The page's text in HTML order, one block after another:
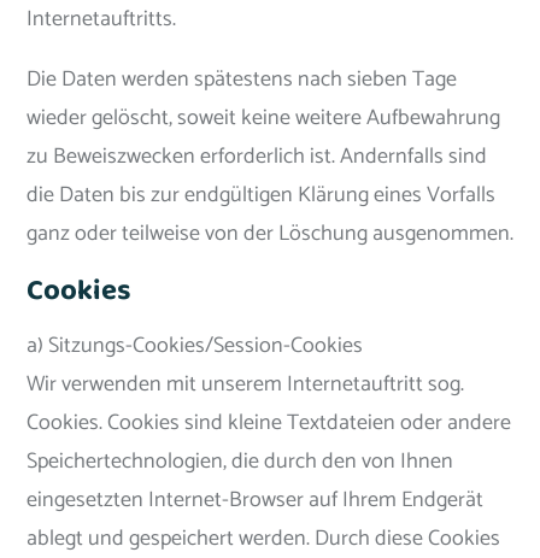
Internetauftritts.
Die Daten werden spätestens nach sieben Tage
wieder gelöscht, soweit keine weitere Aufbewahrung
zu Beweiszwecken erforderlich ist. Andernfalls sind
die Daten bis zur endgültigen Klärung eines Vorfalls
ganz oder teilweise von der Löschung ausgenommen.
Cookies
a) Sitzungs-Cookies/Session-Cookies
Wir verwenden mit unserem Internetauftritt sog.
Cookies. Cookies sind kleine Textdateien oder andere
Speichertechnologien, die durch den von Ihnen
eingesetzten Internet-Browser auf Ihrem Endgerät
ablegt und gespeichert werden. Durch diese Cookies